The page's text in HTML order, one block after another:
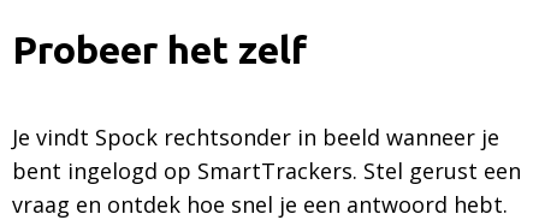
Probeer het zelf
Je vindt Spock rechtsonder in beeld wanneer je
bent ingelogd op SmartTrackers. Stel gerust een
vraag en ontdek hoe snel je een antwoord hebt.